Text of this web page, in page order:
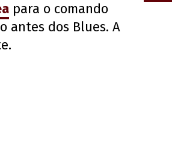
para o comando
antes dos Blues. A